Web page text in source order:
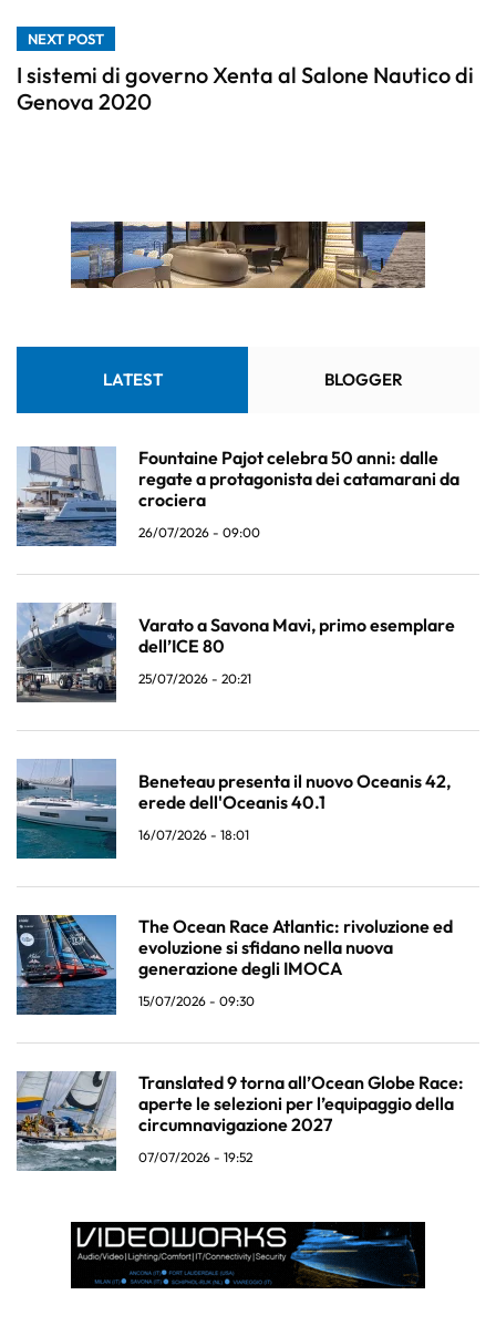
NEXT POST
I sistemi di governo Xenta al Salone Nautico di
Genova 2020
LATEST BLOGGER
Fountaine Pajot celebra 50 anni: dalle
regate a protagonista dei catamarani da
crociera
26/07/2026 - 09:00
Varato a Savona Mavi, primo esemplare
dell’ICE 80
25/07/2026 - 20:21
Beneteau presenta il nuovo Oceanis 42,
erede dell'Oceanis 40.1
16/07/2026 - 18:01
The Ocean Race Atlantic: rivoluzione ed
evoluzione si sfidano nella nuova
generazione degli IMOCA
15/07/2026 - 09:30
Translated 9 torna all’Ocean Globe Race:
aperte le selezioni per l’equipaggio della
circumnavigazione 2027
07/07/2026 - 19:52